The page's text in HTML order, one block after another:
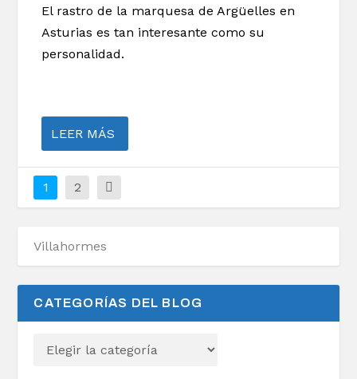
El rastro de la marquesa de Argüelles en
Asturias es tan interesante como su
personalidad.
LEER MÁS
1 2
CATEGORÍAS DEL BLOG